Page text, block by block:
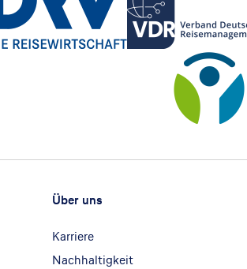
Über uns
Karriere
Nachhaltigkeit